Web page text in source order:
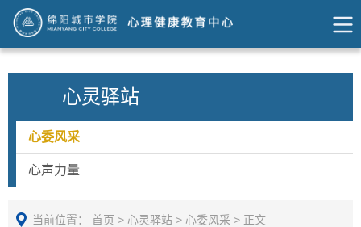
心灵驿站
心委风采
心声力量
当前位置： 首页 > 心灵驿站 > 心委风采 > 正文